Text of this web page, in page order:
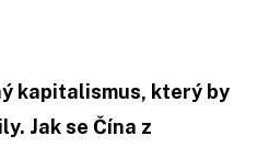
kapitalismus, který by
Jak se Čína z